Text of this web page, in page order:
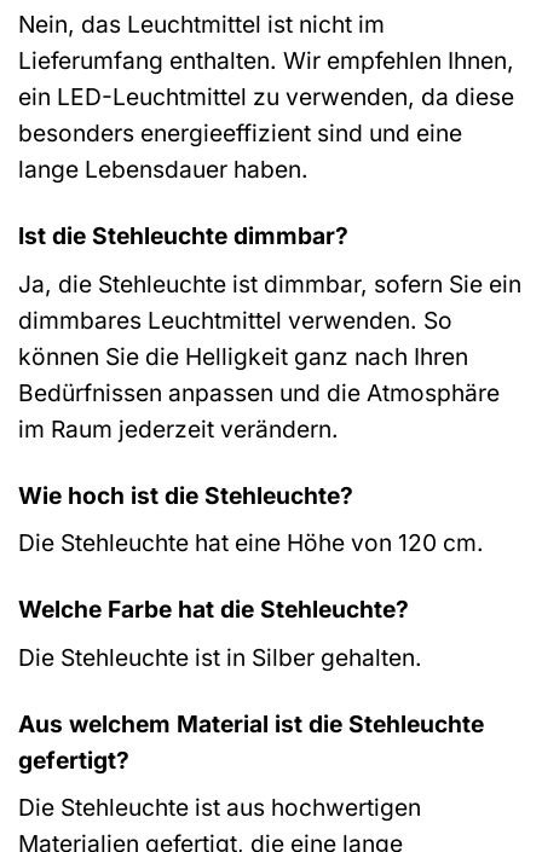
Nein, das Leuchtmittel ist nicht im
Lieferumfang enthalten. Wir empfehlen Ihnen,
ein LED-Leuchtmittel zu verwenden, da diese
besonders energieeffizient sind und eine
lange Lebensdauer haben.
Ist die Stehleuchte dimmbar?
Ja, die Stehleuchte ist dimmbar, sofern Sie ein
dimmbares Leuchtmittel verwenden. So
können Sie die Helligkeit ganz nach Ihren
Bedürfnissen anpassen und die Atmosphäre
im Raum jederzeit verändern.
Wie hoch ist die Stehleuchte?
Die Stehleuchte hat eine Höhe von 120 cm.
Welche Farbe hat die Stehleuchte?
Die Stehleuchte ist in Silber gehalten.
Aus welchem Material ist die Stehleuchte
gefertigt?
Die Stehleuchte ist aus hochwertigen
Materialien gefertigt, die eine lange